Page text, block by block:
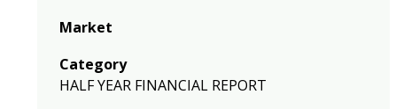
Market
Category
HALF YEAR FINANCIAL REPORT